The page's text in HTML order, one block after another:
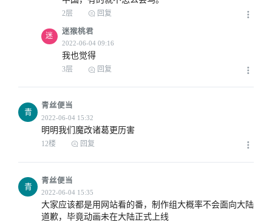
2022-04-30 08:13
2022-04-30 08:14
2层 回复
迷
迷猴桃君
我也觉得
3层 回复
青
青丝便当
明明我们魔改诸葛更历害
12楼 回复
青
青丝便当
大家应该都是用网站看的番，制作组大概率不会面向大陆
道歉，毕竟动画未在大陆正式上线